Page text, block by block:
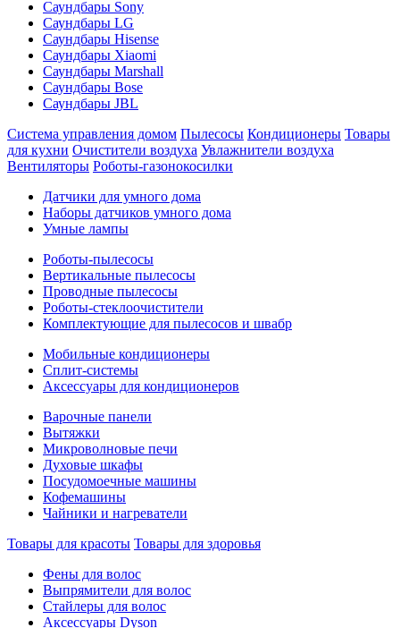
Саундбары Sony
Саундбары LG
Саундбары Hisense
Саундбары Xiaomi
Саундбары Marshall
Саундбары Bose
Саундбары JBL
Система управления домом Пылесосы Кондиционеры Товары
для кухни Очистители воздуха Увлажнители воздуха
Вентиляторы Роботы-газонокосилки
Датчики для умного дома
Наборы датчиков умного дома
Умные лампы
Роботы-пылесосы
Вертикальные пылесосы
Проводные пылесосы
Роботы-стеклоочистители
Комплектующие для пылесосов и швабр
Мобильные кондиционеры
Сплит-системы
Аксессуары для кондиционеров
Варочные панели
Вытяжки
Микроволновые печи
Духовые шкафы
Посудомоечные машины
Кофемашины
Чайники и нагреватели
Товары для красоты Товары для здоровья
Фены для волос
Выпрямители для волос
Стайлеры для волос
Аксессуары Dyson